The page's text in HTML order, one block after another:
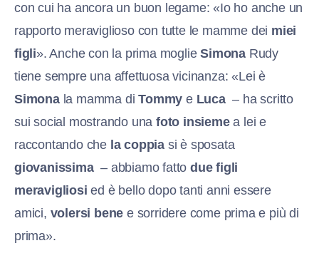
con cui ha ancora un buon legame: «Io ho anche un
rapporto meraviglioso con tutte le mamme dei miei
figli». Anche con la prima moglieSimona Rudy
tiene sempre una affettuosa vicinanza: «Lei è
Simonala mamma diTommy e Luca– ha scritto
sui social mostrando unafoto insiemea lei e
raccontando che la coppia si è sposata
giovanissima– abbiamo fattodue figli
meravigliosied è bello dopo tanti anni essere
amici, volersi bene e sorridere come prima e più di
prima».